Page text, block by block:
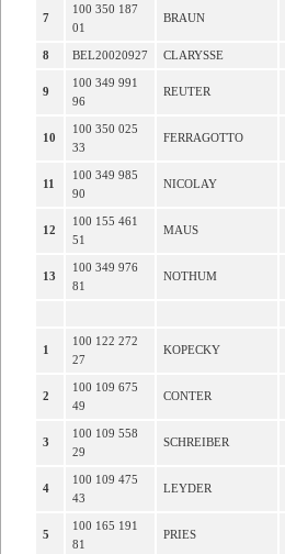
7
100 350 187
01
BRAUN
8 BEL20020927 CLARYSSE
9
100 349 991
96
REUTER
10
100 350 025
33
FERRAGOTTO
11
100 349 985
90
NICOLAY
12
100 155 461
51
MAUS
13
100 349 976
81
NOTHUM
1
100 122 272
27
KOPECKY
2
100 109 675
49
CONTER
3
100 109 558
29
SCHREIBER
4
100 109 475
43
LEYDER
5
100 165 191
81
PRIES